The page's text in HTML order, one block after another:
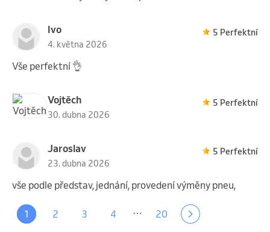
Ivo
4. května 2026
5 Perfektní
Vše perfektní 👌
Vojtěch
30. dubna 2026
5 Perfektní
Jaroslav
23. dubna 2026
5 Perfektní
vše podle představ, jednání, provedení výměny pneu,
1 2 3 4 … 20